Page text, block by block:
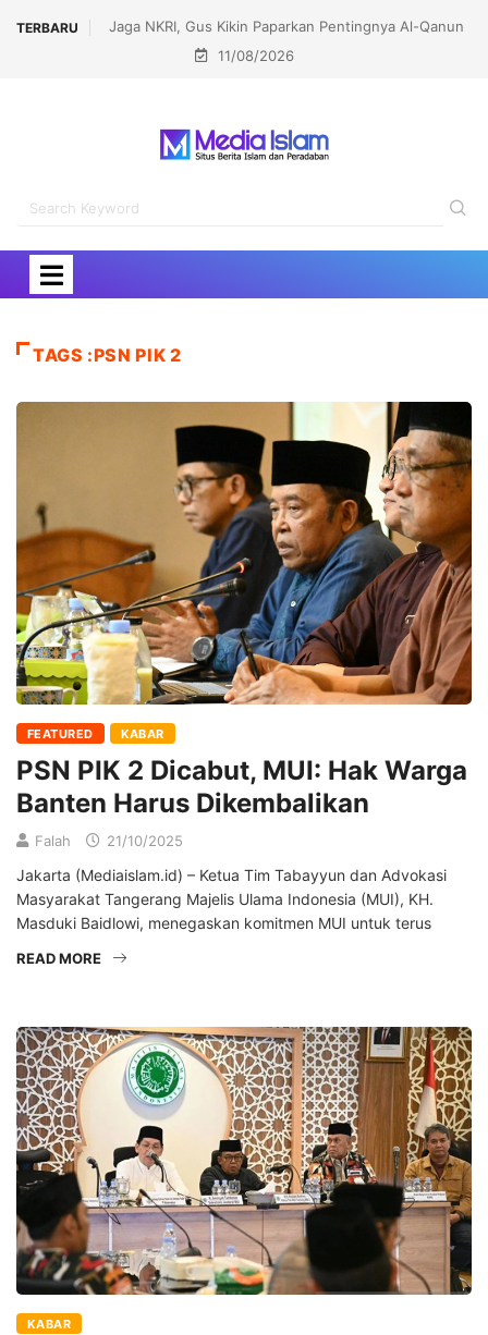
TERBARU
Syekh Sabri Peringatkan Bahaya Permukiman dan
Yudaisasi Israel di Sekitar Al-Aqsha
11/08/2026
TAGS :PSN PIK 2
FEATURED KABAR
PSN PIK 2 Dicabut, MUI: Hak Warga
Banten Harus Dikembalikan
Falah 21/10/2025
Jakarta (Mediaislam.id) – Ketua Tim Tabayyun dan Advokasi
Masyarakat Tangerang Majelis Ulama Indonesia (MUI), KH.
Masduki Baidlowi, menegaskan komitmen MUI untuk terus
READ MORE
KABAR